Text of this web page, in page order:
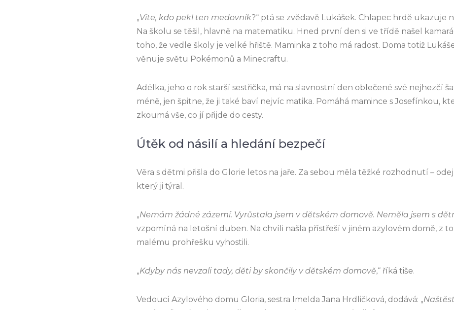
„Víte, kdo pekl ten medovník?“ ptá se zvědavě Lukášek. Chlapec hrdě ukazuje
Na školu se těšil, hlavně na matematiku. Hned první den si ve třídě našel
toho, že vedle školy je velké hřiště. Maminka z toho má radost. Doma totiž
věnuje světu Pokémonů a Minecraftu.
Adélka, jeho o rok starší sestřička, má na slavnostní den oblečené své nejhezčí
méně, jen špitne, že ji také baví nejvíc matika. Pomáhá mamince s Josefínkou,
zkoumá vše, co jí přijde do cesty.
Útěk od násilí a hledání bezpečí
Věra s dětmi přišla do Glorie letos na jaře. Za sebou měla těžké rozhodnutí –
který ji týral.
„Nemám žádné zázemí. Vyrůstala jsem v dětském domově. Neměla jsem s
vzpomíná na letošní duben. Na chvíli našla přístřeší v jiném azylovém domě, z
malému prohřešku vyhostili.
„Kdyby nás nevzali tady, děti by skončily v dětském domově,“ říká tiše.
Vedoucí Azylového domu Gloria, sestra Imelda Jana Hrdličková, dodává: „